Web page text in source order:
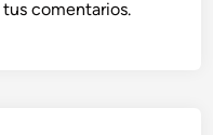
comentarios.